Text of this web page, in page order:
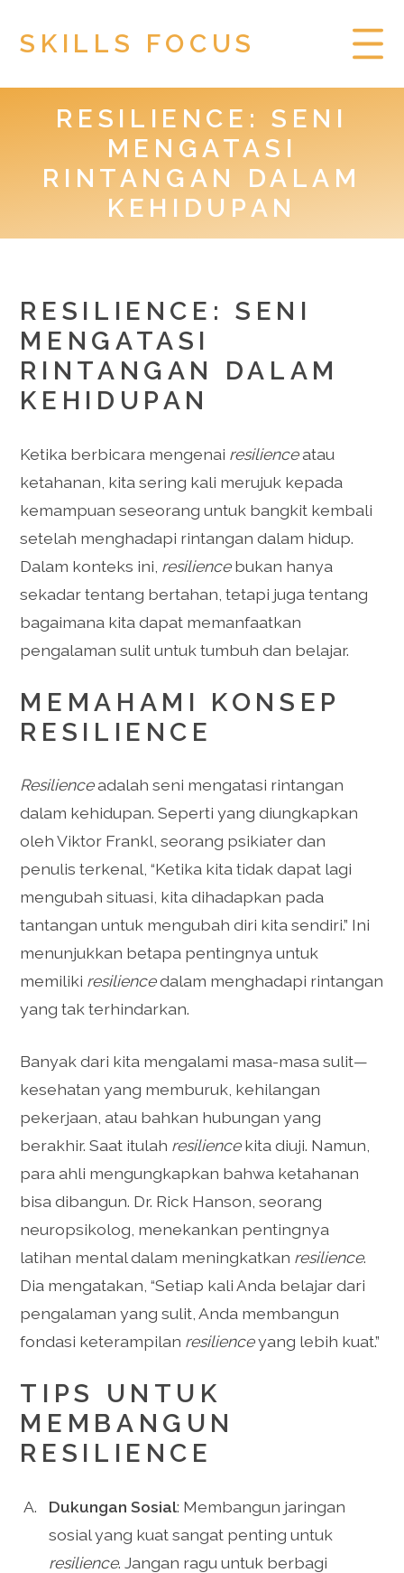
SKILLS FOCUS
HOME
PRIVACY POLICY
TOGEL HONGKONG
RESILIENCE: SENI
MENGATASI
RINTANGAN DALAM
KEHIDUPAN
RESILIENCE: SENI
MENGATASI
RINTANGAN DALAM
KEHIDUPAN
Ketika berbicara mengenai resilienceatau
ketahanan, kita sering kali merujuk kepada
kemampuan seseorang untuk bangkit kembali
setelah menghadapi rintangan dalam hidup.
Dalam konteks ini, resiliencebukan hanya
sekadar tentang bertahan, tetapi juga tentang
bagaimana kita dapat memanfaatkan
pengalaman sulit untuk tumbuh dan belajar.
MEMAHAMI KONSEP
RESILIENCE
Resilienceadalah seni mengatasi rintangan
dalam kehidupan. Seperti yang diungkapkan
oleh Viktor Frankl, seorang psikiater dan
penulis terkenal, “Ketika kita tidak dapat lagi
mengubah situasi, kita dihadapkan pada
tantangan untuk mengubah diri kita sendiri.” Ini
menunjukkan betapa pentingnya untuk
memiliki resiliencedalam menghadapi rintangan
yang tak terhindarkan.
Banyak dari kita mengalami masa-masa sulit—
kesehatan yang memburuk, kehilangan
pekerjaan, atau bahkan hubungan yang
berakhir. Saat itulah resiliencekita diuji. Namun,
para ahli mengungkapkan bahwa ketahanan
bisa dibangun. Dr. Rick Hanson, seorang
neuropsikolog, menekankan pentingnya
latihan mental dalam meningkatkan resilience.
Dia mengatakan, “Setiap kali Anda belajar dari
pengalaman yang sulit, Anda membangun
fondasi keterampilan resilienceyang lebih kuat.”
TIPS UNTUK
MEMBANGUN
RESILIENCE
Dukungan Sosial: Membangun jaringan
sosial yang kuat sangat penting untuk
resilience. Jangan ragu untuk berbagi